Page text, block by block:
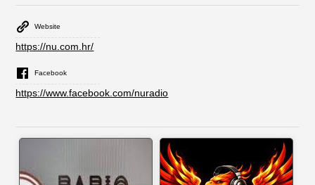
Website
https://nu.com.hr/
Facebook
https://www.facebook.com/nuradio